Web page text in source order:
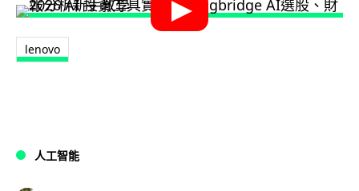
lenovo
人工智能